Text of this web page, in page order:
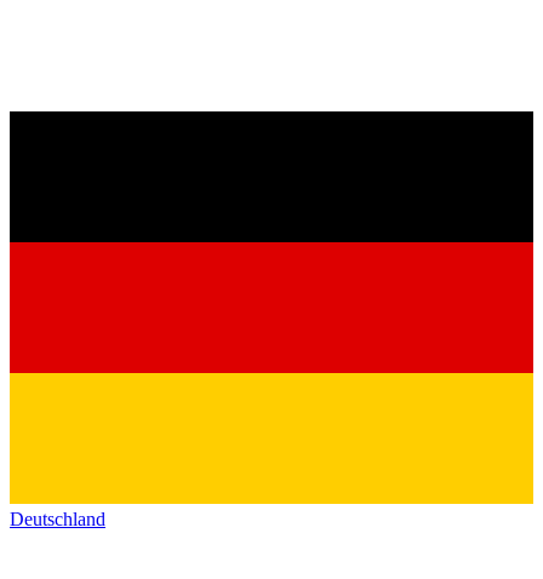
Deutschland